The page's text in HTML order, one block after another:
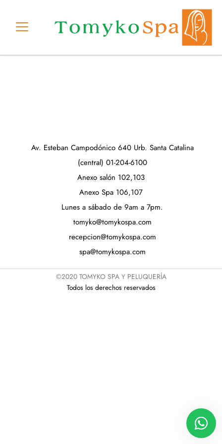
contenido
Av. Esteban Campodónico 640 Urb. Santa Catalina
(central) 01-204-6100
Anexo salón 102,103
Anexo Spa 106,107
Lunes a sábado de 9am a 7pm.
tomyko@tomykospa.com
recepcion@tomykospa.com
spa@tomykospa.com
©2020 TOMYKO SPA Y PELUQUERÍA
Todos los derechos reservados